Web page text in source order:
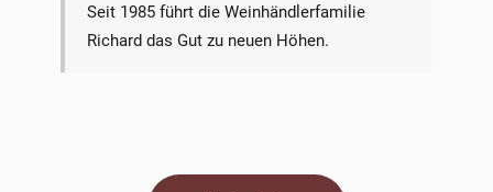
Seit 1985 führt die Weinhändlerfamilie
Richard das Gut zu neuen Höhen.